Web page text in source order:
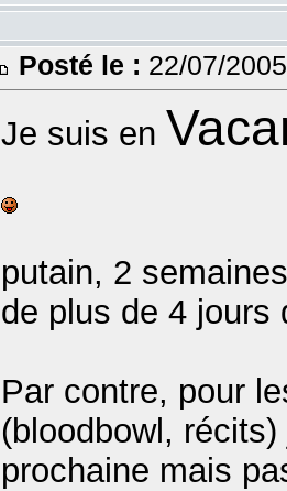
Posté le : 22/07/
Je suis en
putain, 2
de plus de 4 jours
Par contre, pour
(bloodbowl,
prochaine mais